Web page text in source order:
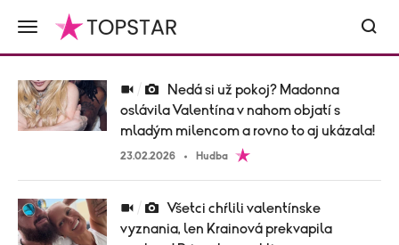
oslávila Valentína v nahom objatí s
mladým milencom a rovno to aj ukázala!
23.02.2026 Hudba
vyznania, len Krainová prekvapila